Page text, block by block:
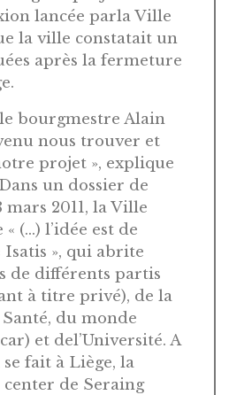
lancée parla Ville
la ville constatait un
après la fermeture
le bourgmestre Alain
nous trouver et
projet », explique
un dossier de
mars 2011, la Ville
(…) l’idée est de
Isatis », qui abrite
de différents partis
à titre privé), de la
du monde
et del’Université. A
fait à Liège, la
center de Seraing